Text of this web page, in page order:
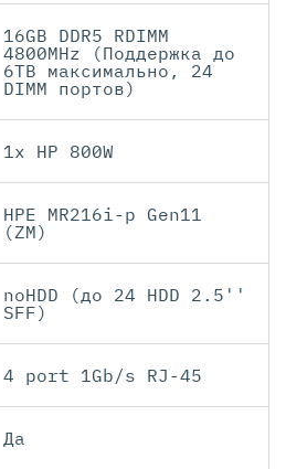
16GB DDR5 RDIMM
4800MHz (Поддержка до
6TB максимально, 24
DIMM портов)
1x HP 800W
HPE MR216i-p Gen11
(ZM)
noHDD (до 24 HDD 2.5''
SFF)
4 port 1Gb/s RJ-45
Да